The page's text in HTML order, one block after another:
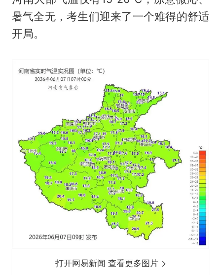
暑气全无，考生们迎来了一个难得的舒适
开局。
打开网易新闻 查看更多图片